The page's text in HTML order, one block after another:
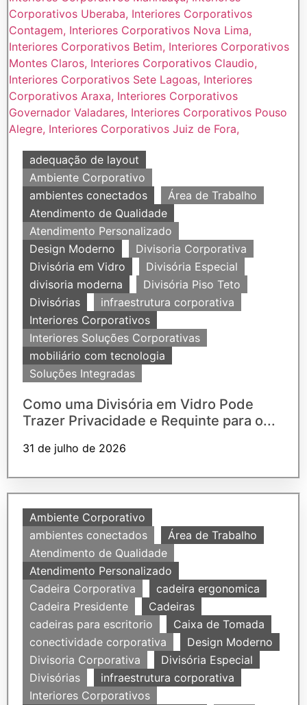
adequação de layout
Ambiente Corporativo
ambientes conectados
Área de Trabalho
Atendimento de Qualidade
Atendimento Personalizado
Design Moderno
Divisoria Corporativa
Divisória em Vidro
Divisória Especial
divisoria moderna
Divisória Piso Teto
Divisórias
infraestrutura corporativa
Interiores Corporativos
Interiores Soluções Corporativas
mobiliário com tecnologia
Soluções Integradas
Como uma Divisória em Vidro Pode
Trazer Privacidade e Requinte para o...
31 de julho de 2026
Ambiente Corporativo
ambientes conectados
Área de Trabalho
Atendimento de Qualidade
Atendimento Personalizado
Cadeira Corporativa
cadeira ergonomica
Cadeira Presidente
Cadeiras
cadeiras para escritorio
Caixa de Tomada
conectividade corporativa
Design Moderno
Divisoria Corporativa
Divisória Especial
Divisórias
infraestrutura corporativa
Interiores Corporativos